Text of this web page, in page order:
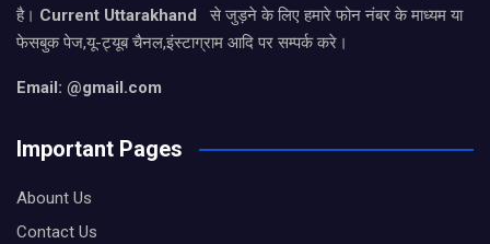
है। Current Uttarakhand
से जुड़ने के लिए हमारे फोन नंबर के माध्यम या
फेसबुक पेज,यू-ट्यूब चैनल,इंस्टाग्राम आदि पर सम्पर्क करे।
Email: @gmail.com
Important Pages
Abount Us
Contact Us